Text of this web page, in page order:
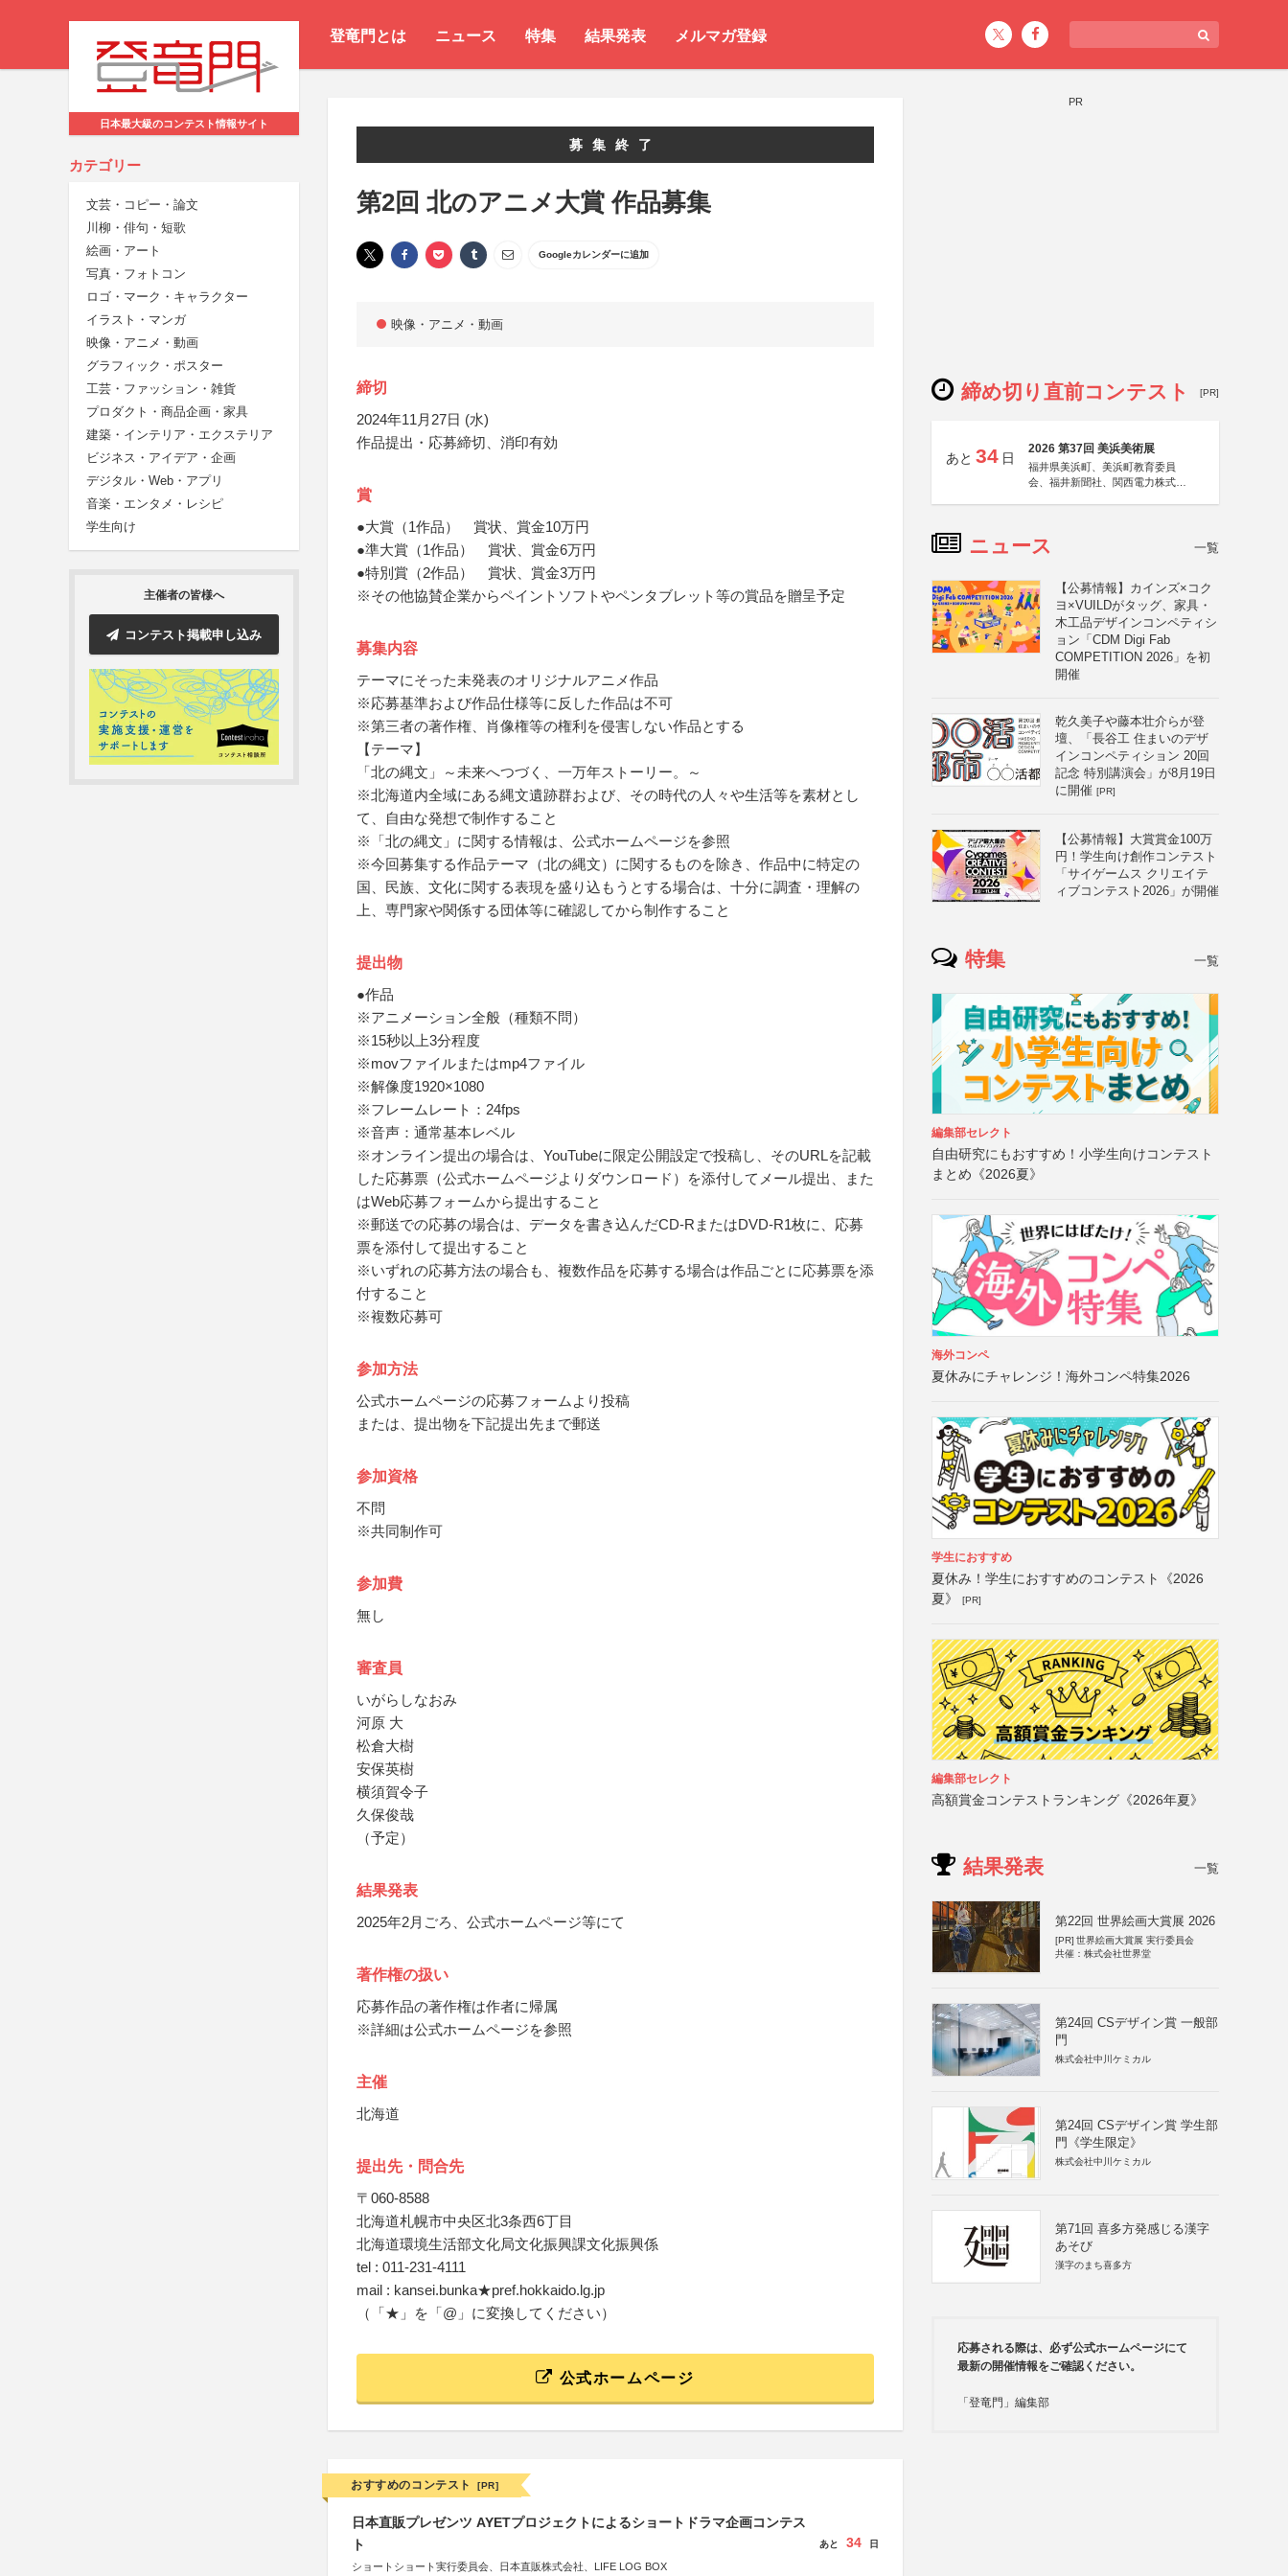
登竜門とは ニュース 特集 結果発表 メルマガ登録
日本最大級のコンテスト情報サイト
カテゴリー
文芸・コピー・論文
川柳・俳句・短歌
絵画・アート
写真・フォトコン
ロゴ・マーク・キャラクター
イラスト・マンガ
映像・アニメ・動画
グラフィック・ポスター
工芸・ファッション・雑貨
プロダクト・商品企画・家具
建築・インテリア・エクステリア
ビジネス・アイデア・企画
デジタル・Web・アプリ
音楽・エンタメ・レシピ
学生向け
主催者の皆様へ
コンテスト掲載申し込み
募集終了
第2回 北のアニメ大賞 作品募集
Googleカレンダーに追加
映像・アニメ・動画
締切
2024年11月27日 (水)
作品提出・応募締切、消印有効
賞
●大賞（1作品） 賞状、賞金10万円
●準大賞（1作品） 賞状、賞金6万円
●特別賞（2作品） 賞状、賞金3万円
※その他協賛企業からペイントソフトやペンタブレット等の賞品を贈呈予定
募集内容
テーマにそった未発表のオリジナルアニメ作品
※応募基準および作品仕様等に反した作品は不可
※第三者の著作権、肖像権等の権利を侵害しない作品とする
【テーマ】
「北の縄文」～未来へつづく、一万年ストーリー。～
※北海道内全域にある縄文遺跡群および、その時代の人々や生活等を素材とし
て、自由な発想で制作すること
※「北の縄文」に関する情報は、公式ホームページを参照
※今回募集する作品テーマ（北の縄文）に関するものを除き、作品中に特定の
国、民族、文化に関する表現を盛り込もうとする場合は、十分に調査・理解の
上、専門家や関係する団体等に確認してから制作すること
提出物
●作品
※アニメーション全般（種類不問）
※15秒以上3分程度
※movファイルまたはmp4ファイル
※解像度1920×1080
※フレームレート：24fps
※音声：通常基本レベル
※オンライン提出の場合は、YouTubeに限定公開設定で投稿し、そのURLを記載
した応募票（公式ホームページよりダウンロード）を添付してメール提出、また
はWeb応募フォームから提出すること
※郵送での応募の場合は、データを書き込んだCD-RまたはDVD-R1枚に、応募
票を添付して提出すること
※いずれの応募方法の場合も、複数作品を応募する場合は作品ごとに応募票を添
付すること
※複数応募可
参加方法
公式ホームページの応募フォームより投稿
または、提出物を下記提出先まで郵送
参加資格
不問
※共同制作可
参加費
無し
審査員
いがらしなおみ
河原 大
松倉大樹
安保英樹
横須賀令子
久保俊哉
（予定）
結果発表
2025年2月ごろ、公式ホームページ等にて
著作権の扱い
応募作品の著作権は作者に帰属
※詳細は公式ホームページを参照
主催
北海道
提出先・問合先
〒060-8588
北海道札幌市中央区北3条西6丁目
北海道環境生活部文化局文化振興課文化振興係
tel : 011-231-4111
mail : kansei.bunka★pref.hokkaido.lg.jp
（「★」を「@」に変換してください）
公式ホームページ
おすすめのコンテスト [PR]
日本直販プレゼンツ AYETプロジェクトによるショートドラマ企画コンテス
ト
ショートショート実行委員会、日本直販株式会社、LIFE LOG BOX
あと 34 日
PR
締め切り直前コンテスト [PR]
あと 34 日
2026 第37回 美浜美術展
福井県美浜町、美浜町教育委員
会、福井新聞社、関西電力株式会
ニュース 一覧
【公募情報】カインズ×コク
ヨ×VUILDがタッグ、家具・
木工品デザインコンペティシ
ョン「CDM Digi Fab
COMPETITION 2026」を初
開催
乾久美子や藤本壮介らが登
壇、「長谷工 住まいのデザ
インコンペティション 20回
記念 特別講演会」が8月19日
に開催 [PR]
【公募情報】大賞賞金100万
円！学生向け創作コンテスト
「サイゲームス クリエイテ
ィブコンテスト2026」が開催
特集 一覧
編集部セレクト
自由研究にもおすすめ！小学生向けコンテスト
まとめ《2026夏》
海外コンペ
夏休みにチャレンジ！海外コンペ特集2026
学生におすすめ
夏休み！学生におすすめのコンテスト《2026
夏》
[PR]
編集部セレクト
高額賞金コンテストランキング《2026年夏》
結果発表 一覧
第22回 世界絵画大賞展 2026
[PR] 世界絵画大賞展 実行委員会
共催：株式会社世界堂
第24回 CSデザイン賞 一般部
門
株式会社中川ケミカル
第24回 CSデザイン賞 学生部
門《学生限定》
株式会社中川ケミカル
第71回 喜多方発感じる漢字
あそび
漢字のまち喜多方
応募される際は、必ず公式ホームページにて
最新の開催情報をご確認ください。
「登竜門」編集部